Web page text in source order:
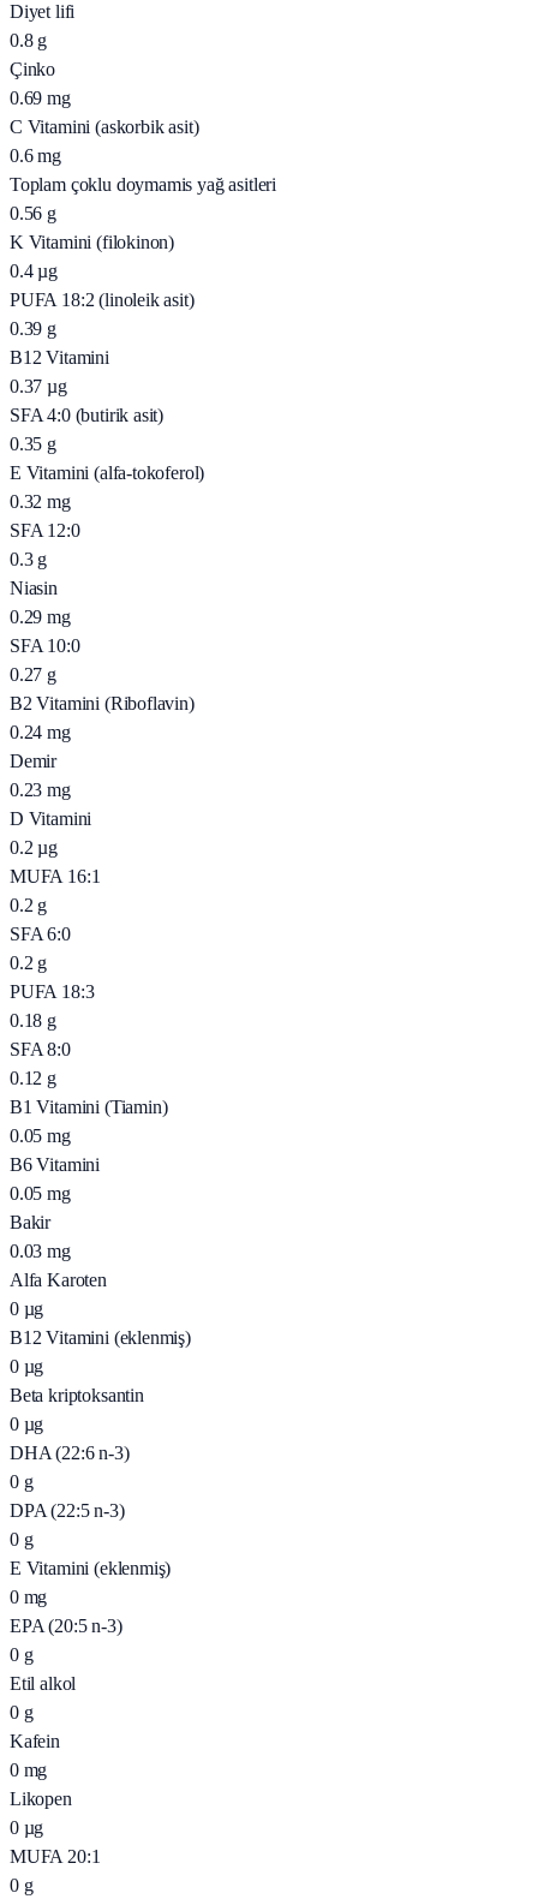
Diyet lifi
0.8 g
Çinko
0.69 mg
C Vitamini (askorbik asit)
0.6 mg
Toplam çoklu doymamis yağ asitleri
0.56 g
K Vitamini (filokinon)
0.4 µg
PUFA 18:2 (linoleik asit)
0.39 g
B12 Vitamini
0.37 µg
SFA 4:0 (butirik asit)
0.35 g
E Vitamini (alfa-tokoferol)
0.32 mg
SFA 12:0
0.3 g
Niasin
0.29 mg
SFA 10:0
0.27 g
B2 Vitamini (Riboflavin)
0.24 mg
Demir
0.23 mg
D Vitamini
0.2 µg
MUFA 16:1
0.2 g
SFA 6:0
0.2 g
PUFA 18:3
0.18 g
SFA 8:0
0.12 g
B1 Vitamini (Tiamin)
0.05 mg
B6 Vitamini
0.05 mg
Bakir
0.03 mg
Alfa Karoten
0 µg
B12 Vitamini (eklenmiş)
0 µg
Beta kriptoksantin
0 µg
DHA (22:6 n-3)
0 g
DPA (22:5 n-3)
0 g
E Vitamini (eklenmiş)
0 mg
EPA (20:5 n-3)
0 g
Etil alkol
0 g
Kafein
0 mg
Likopen
0 µg
MUFA 20:1
0 g